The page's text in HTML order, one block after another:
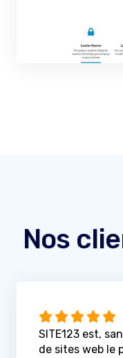
Nos
SITE123 est,
de sites web le